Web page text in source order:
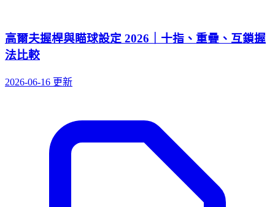
高爾夫握桿與瞄球設定 2026｜十指、重疊、互鎖握
法比較
2026-06-16 更新